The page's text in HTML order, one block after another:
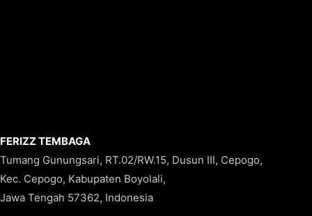
FERIZZ TEMBAGA
Tumang Gunungsari, RT.02/RW.15, Dusun III, Cepogo,
Kec. Cepogo, Kabupaten Boyolali,
Jawa Tengah 57362, Indonesia